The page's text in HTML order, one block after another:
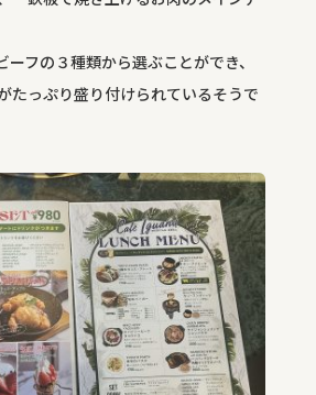
ーフの３種類から選ぶことができ、
たっぷり盛り付けられているそうで